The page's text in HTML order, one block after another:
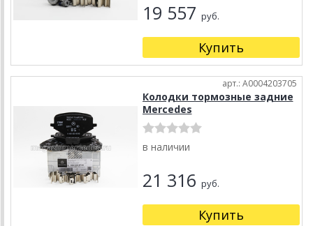
19 557 руб.
Купить
арт.: A0004203705
Колодки тормозные задние
Mercedes
в наличии
21 316 руб.
Купить